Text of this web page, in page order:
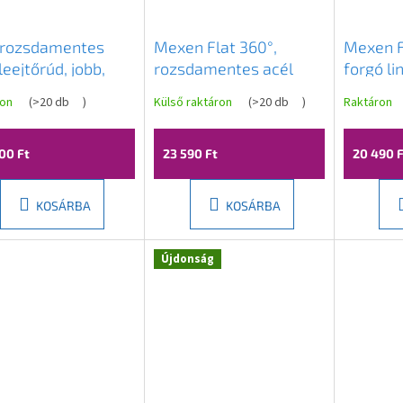
jobb,
REA-K3224
(>20 db )
Ft
KOSÁRBA
Mexen Flat 360°,
rozsdamentes acél
modell 60 cm, fekete
matt, 1724060-40
Külső raktáron (>20 db )
23 590 Ft
KOSÁRBA
Mexen
forgó
Raktáron
20 490
Újdonság